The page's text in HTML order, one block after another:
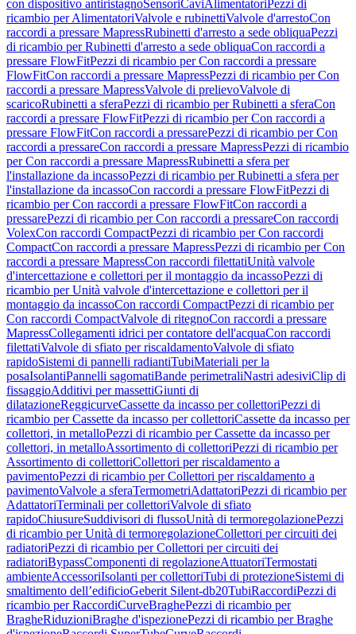
con dispositivo antiristagnoSensoriCaviAlimentatori Pezzi di
ricambio per AlimentatoriValvole e rubinettiValvole d'arrestoCon
raccordi a pressare MapressRubinetti d'arresto a sede obliquaPezzi
di ricambio per Rubinetti d'arresto a sede obliquaCon raccordi a
pressare FlowFitPezzi di ricambio per Con raccordi a pressare
FlowFitCon raccordi a pressare MapressPezzi di ricambio per Con
raccordi a pressare MapressValvole di prelievoValvole di
scaricoRubinetti a sferaPezzi di ricambio per Rubinetti a sferaCon
raccordi a pressare FlowFitPezzi di ricambio per Con raccordi a
pressare FlowFitCon raccordi a pressarePezzi di ricambio per Con
raccordi a pressareCon raccordi a pressare MapressPezzi di ricambio
per Con raccordi a pressare MapressRubinetti a sfera per
l'installazione da incassoPezzi di ricambio per Rubinetti a sfera per
l'installazione da incassoCon raccordi a pressare FlowFitPezzi di
ricambio per Con raccordi a pressare FlowFitCon raccordi a
pressarePezzi di ricambio per Con raccordi a pressareCon raccordi
VolexCon raccordi CompactPezzi di ricambio per Con raccordi
CompactCon raccordi a pressare MapressPezzi di ricambio per Con
raccordi a pressare MapressCon raccordi filettatiUnità valvole
d'intercettazione e collettori per il montaggio da incassoPezzi di
ricambio per Unità valvole d'intercettazione e collettori per il
montaggio da incassoCon raccordi CompactPezzi di ricambio per
Con raccordi CompactValvole di ritegnoCon raccordi a pressare
MapressCollegamenti idrici per contatore dell'acquaCon raccordi
filettatiValvole di sfiato per riscaldamentoValvole di sfiato
rapidoSistemi di pannelli radiantiTubiMateriali per la
posaIsolantiPannelli sagomatiBande perimetraliNastri adesiviClip di
fissaggioAdditivi per massettiGiunti di
dilatazioneReggicurveCassette da incasso per collettoriPezzi di
ricambio per Cassette da incasso per collettoriCassette da incasso per
collettori, in metalloPezzi di ricambio per Cassette da incasso per
collettori, in metalloAssortimento di collettoriPezzi di ricambio per
Assortimento di collettoriCollettori per riscaldamento a
pavimentoPezzi di ricambio per Collettori per riscaldamento a
pavimentoValvole a sferaTermometriAdattatoriPezzi di ricambio per
AdattatoriTerminali per collettoriValvole di sfiato
rapidoChiusureSuddivisori di flussoUnità di termoregolazionePezzi
di ricambio per Unità di termoregolazioneCollettori per circuiti dei
radiatoriPezzi di ricambio per Collettori per circuiti dei
radiatoriBypassComponenti di regolazioneAttuatoriTermostati
ambienteAccessoriIsolanti per collettoriTubi di protezioneSistemi di
smaltimento dell’edificioGeberit Silent-db20TubiRaccordiPezzi di
ricambio per RaccordiCurveBraghePezzi di ricambio per
BragheRiduzioniBraghe d'ispezionePezzi di ricambio per Braghe